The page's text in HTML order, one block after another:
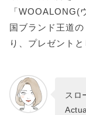
「WOOALONG(
国ブランド王道
り、プレゼント
スロ